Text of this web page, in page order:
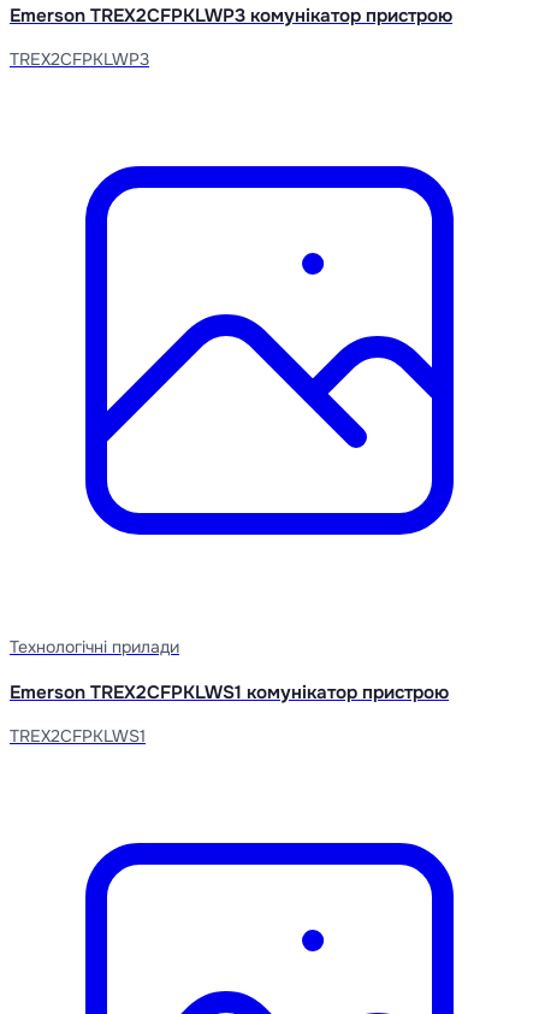
Emerson TREX2CFPKLWP3 комунікатор пристрою
TREX2CFPKLWP3
Технологічні прилади
Emerson TREX2CFPKLWS1 комунікатор пристрою
TREX2CFPKLWS1